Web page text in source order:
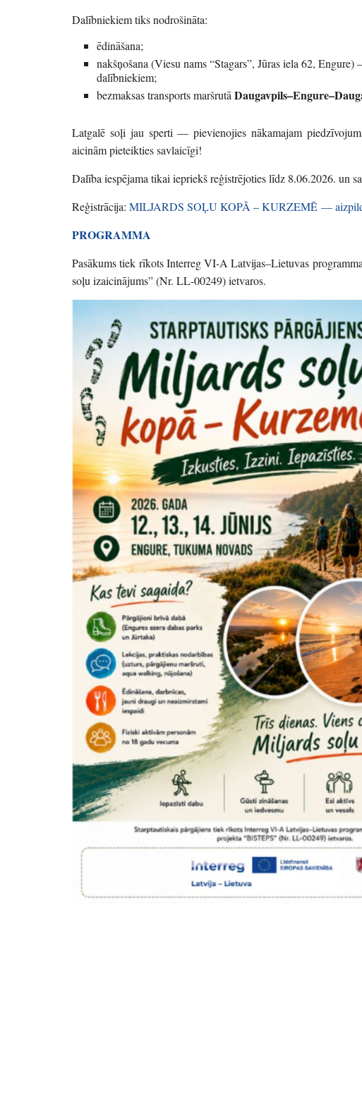
Dalībniekiem tiks nodrošināta:
ēdināšana;
nakšņošana (Viesu nams “Stagars”, Jūras iela 62,
dalībniekiem;
bezmaksas transports maršrutā
Latgalē soļi jau sperti — pievienojies nākamajam
aicinām pieteikties savlaicīgi!
Dalība iespējama tikai iepriekš reģistrējoties līdz 8.06.2026. un
Reģistrācija: MILJARDS SOĻU KOPĀ – KURZEMĒ —
PROGRAMMA
Pasākums tiek rīkots Interreg VI-A Latvijas–Lietuvas
soļu izaicinājums” (Nr. LL-00249) ietvaros.